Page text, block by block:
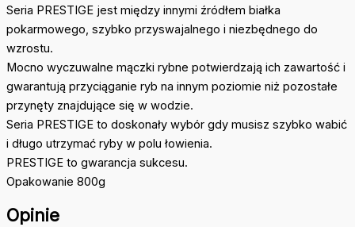
Seria PRESTIGE jest między innymi źródłem białka
pokarmowego, szybko przyswajalnego i niezbędnego do
wzrostu.
Mocno wyczuwalne mączki rybne potwierdzają ich zawartość i
gwarantują przyciąganie ryb na innym poziomie niż pozostałe
przynęty znajdujące się w wodzie.
Seria PRESTIGE to doskonały wybór gdy musisz szybko wabić
i długo utrzymać ryby w polu łowienia.
PRESTIGE to gwarancja sukcesu.
Opakowanie 800g
Opinie